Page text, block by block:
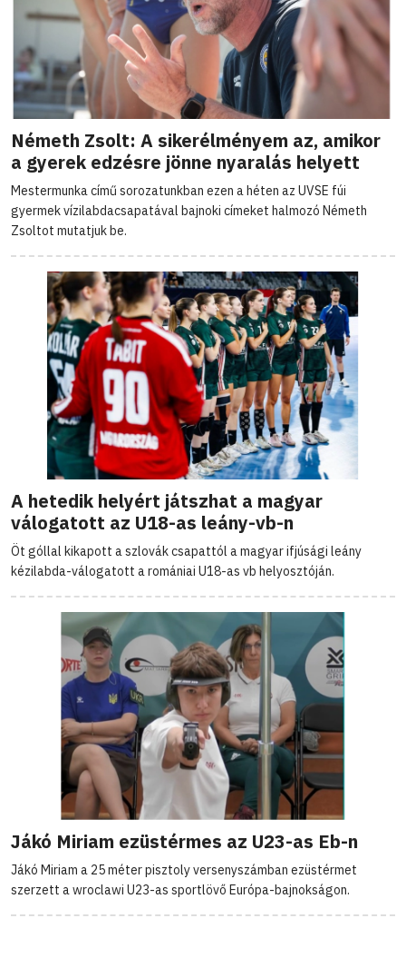
Németh Zsolt: A sikerélményem az, amikor
a gyerek edzésre jönne nyaralás helyett
Mestermunka című sorozatunkban ezen a héten az UVSE fúi
gyermek vízilabdacsapatával bajnoki címeket halmozó Németh
Zsoltot mutatjuk be.
A hetedik helyért játszhat a magyar
válogatott az U18-as leány-vb-n
Öt góllal kikapott a szlovák csapattól a magyar ifjúsági leány
kézilabda-válogatott a romániai U18-as vb helyosztóján.
Jákó Miriam ezüstérmes az U23-as Eb-n
Jákó Miriam a 25 méter pisztoly versenyszámban ezüstérmet
szerzett a wroclawi U23-as sportlövő Európa-bajnokságon.